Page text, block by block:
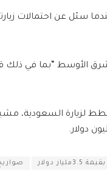
سئل عن احتمالات
الأوسط “بما في ذلك
لزيارة السعودية،
دولار.
دولار